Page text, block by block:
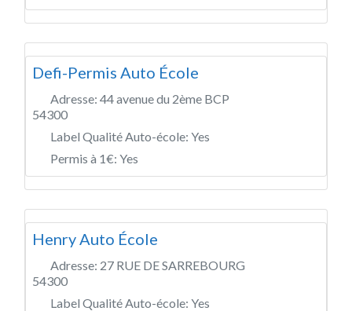
Defi-Permis Auto École
Adresse: 44 avenue du 2ème BCP
54300
Label Qualité Auto-école: Yes
Permis à 1€: Yes
Henry Auto École
Adresse: 27 RUE DE SARREBOURG
54300
Label Qualité Auto-école: Yes